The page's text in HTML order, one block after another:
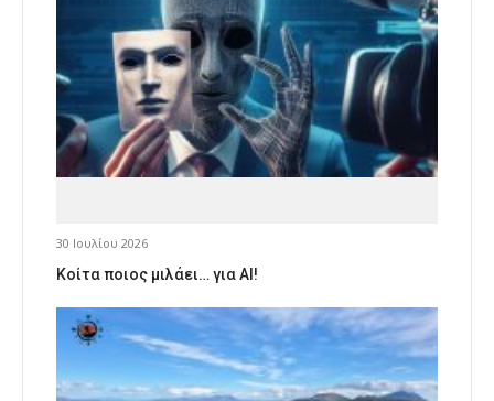
30 Ιουλίου 2026
Κοίτα ποιος μιλάει… για AI!